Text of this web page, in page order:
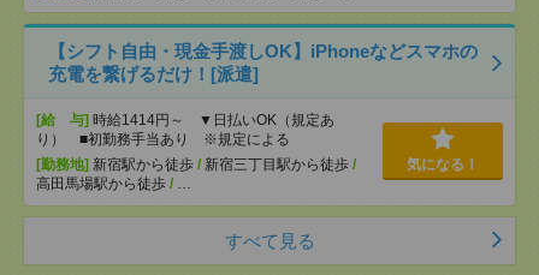
【シフト自由・現金手渡しOK】iPhoneなどスマホの
充電を繋げるだけ！[派遣]
[給 与] 時給1414円～ ▼日払いOK（規定あ
り） ■初勤務手当あり ※規定による
[勤務地] 新宿駅から徒歩 / 新宿三丁目駅から徒歩 /
高田馬場駅から徒歩 / …
気になる！
すべて見る